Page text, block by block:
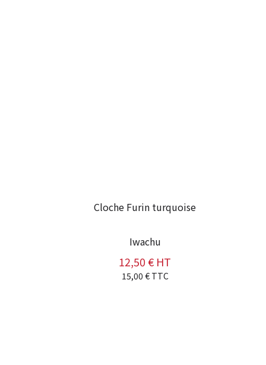
Cloche Furin turquoise
Iwachu
15,00 € TTC
Prix
12,50 € HT